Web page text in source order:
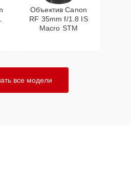
Объектив Canon
RF 35mm f/1.8 IS
Macro STM
все модели